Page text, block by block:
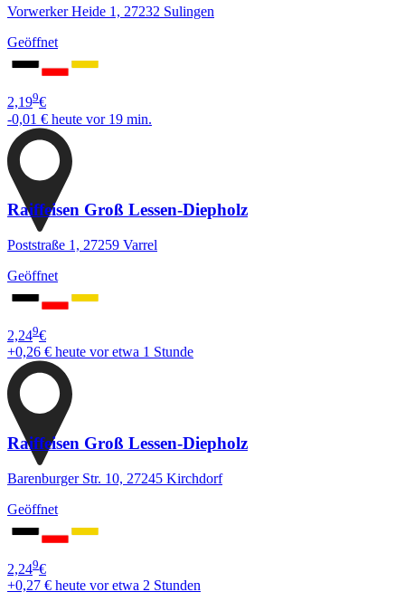
Vorwerker Heide 1, 27232 Sulingen
Geöffnet
2,199€
-0,01 € heute vor 19 min.
Raiffeisen Groß Lessen-Diepholz
Poststraße 1, 27259 Varrel
Geöffnet
2,249€
+0,26 € heute vor etwa 1 Stunde
Raiffeisen Groß Lessen-Diepholz
Barenburger Str. 10, 27245 Kirchdorf
Geöffnet
2,249€
+0,27 € heute vor etwa 2 Stunden